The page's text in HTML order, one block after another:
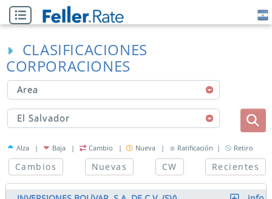
CLASIFICACIONES
CORPORACIONES
Area
El Salvador
Alza | Baja | Cambio | Nueva | Ratificación | Retiro
Cambios Nuevas CW Recientes